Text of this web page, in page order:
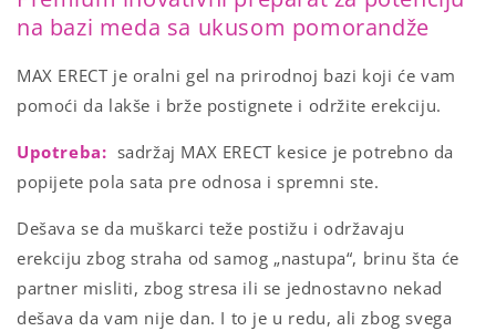
na bazi meda sa ukusom pomorandže
MAX ERECT je oralni gel na prirodnoj bazi koji će vam
pomoći da lakše i brže postignete i održite erekciju.
Upotreba: sadržaj MAX ERECT kesice je potrebno da
popijete pola sata pre odnosa i spremni ste.
Dešava se da muškarci teže postižu i održavaju
erekciju zbog straha od samog „nastupa“, brinu šta će
partner misliti, zbog stresa ili se jednostavno nekad
dešava da vam nije dan. I to je u redu, ali zbog svega